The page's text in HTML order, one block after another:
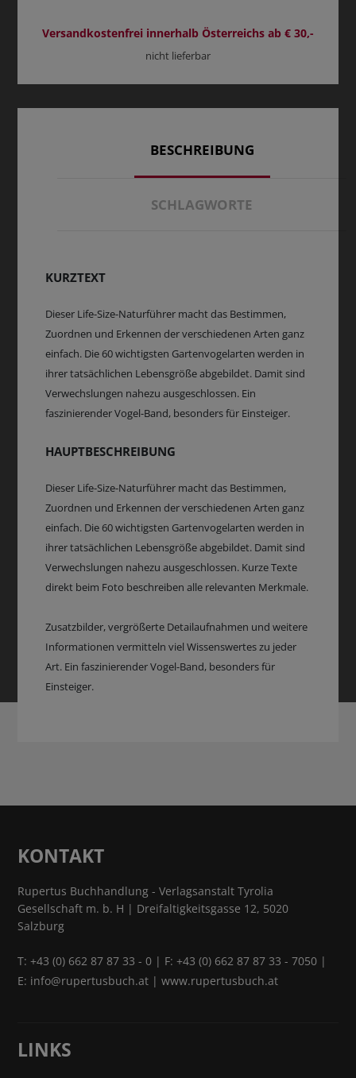
Versandkostenfrei innerhalb Österreichs ab € 30,-
nicht lieferbar
BESCHREIBUNG
SCHLAGWORTE
KURZTEXT
Dieser Life-Size-Naturführer macht das Bestimmen,
Zuordnen und Erkennen der verschiedenen Arten ganz
einfach. Die 60 wichtigsten Gartenvogelarten werden in
ihrer tatsächlichen Lebensgröße abgebildet. Damit sind
Verwechslungen nahezu ausgeschlossen. Ein
faszinierender Vogel-Band, besonders für Einsteiger.
HAUPTBESCHREIBUNG
Dieser Life-Size-Naturführer macht das Bestimmen,
Zuordnen und Erkennen der verschiedenen Arten ganz
einfach. Die 60 wichtigsten Gartenvogelarten werden in
ihrer tatsächlichen Lebensgröße abgebildet. Damit sind
Verwechslungen nahezu ausgeschlossen. Kurze Texte
direkt beim Foto beschreiben alle relevanten Merkmale.
Zusatzbilder, vergrößerte Detailaufnahmen und weitere
Informationen vermitteln viel Wissenswertes zu jeder
Art. Ein faszinierender Vogel-Band, besonders für
Einsteiger.
KONTAKT
Rupertus Buchhandlung - Verlagsanstalt Tyrolia
Gesellschaft m. b. H | Dreifaltigkeitsgasse 12, 5020
Salzburg
T:+43 (0) 662 87 87 33 - 0 | F: +43 (0) 662 87 87 33 - 7050 |
E: info@rupertusbuch.at |www.rupertusbuch.at
LINKS